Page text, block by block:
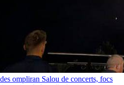
ompliran Salou de concerts, focs